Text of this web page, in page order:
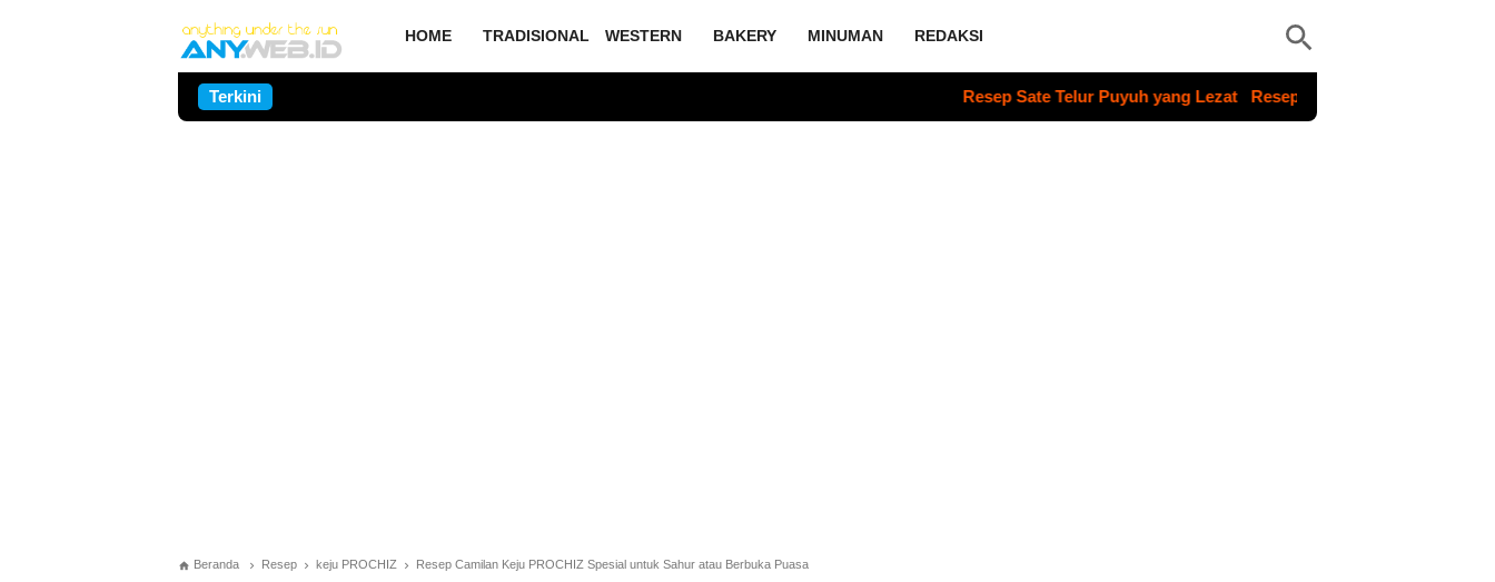
HOME TRADISIONAL WESTERN BAKERY MINUMAN REDAKSI
Terkini Resep Sate Telur Puyuh yang Lezat Resep Sup Buah Basoka yang Segar
 Beranda  Resep  keju PROCHIZ  Resep Camilan Keju PROCHIZ Spesial untuk Sahur atau Berbuka Puasa